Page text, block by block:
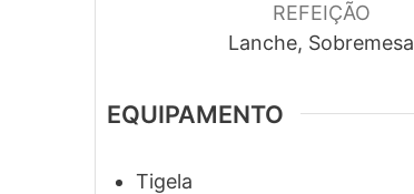
REFEIÇÃO
Lanche, Sobremesa
EQUIPAMENTO
Tigela